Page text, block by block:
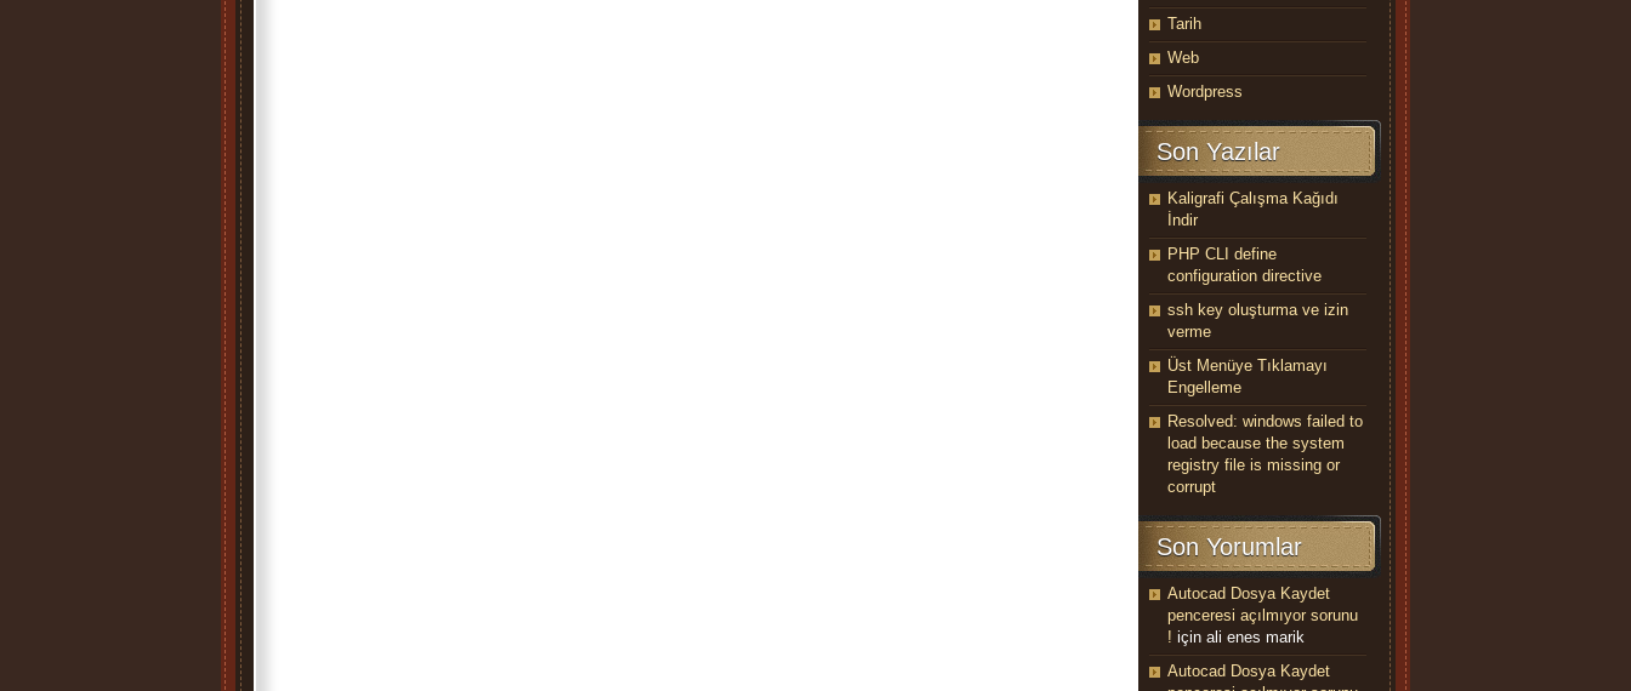
Tarih
Web
Wordpress
Son Yazılar
Kaligrafi Çalışma Kağıdı
İndir
PHP CLI define
configuration directive
ssh key oluşturma ve izin
verme
Üst Menüye Tıklamayı
Engelleme
Resolved: windows failed to
load because the system
registry file is missing or
corrupt
Son Yorumlar
Autocad Dosya Kaydet
penceresi açılmıyor sorunu
! için ali enes marik
Autocad Dosya Kaydet